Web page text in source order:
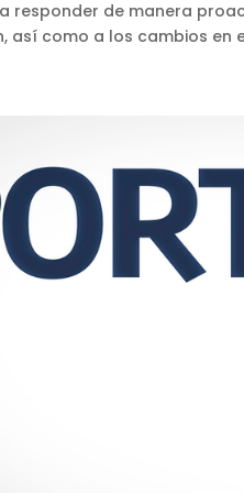
responder de manera
así como a los cambios en